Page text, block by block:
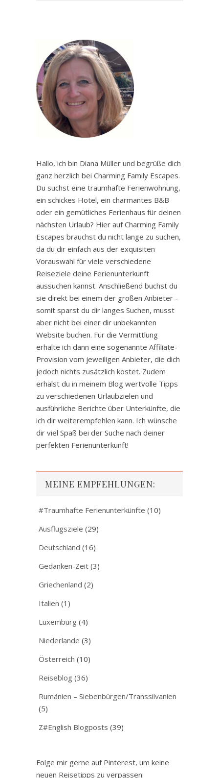
Hallo, ich bin Diana Müller und begrüße dich
ganz herzlich bei Charming Family Escapes.
Du suchst eine traumhafte Ferienwohnung,
ein schickes Hotel, ein charmantes B&B
oder ein gemütliches Ferienhaus für deinen
nächsten Urlaub? Hier auf Charming Family
Escapes brauchst du nicht lange zu suchen,
da du dir einfach aus der exquisiten
Vorauswahl für viele verschiedene
Reiseziele deine Ferienunterkunft
aussuchen kannst. Anschließend buchst du
sie direkt bei einem der großen Anbieter -
somit sparst du dir langes Suchen, musst
aber nicht bei einer dir unbekannten
Website buchen. Für die Vermittlung
erhalte ich dann eine sogenannte Affiliate-
Provision vom jeweiligen Anbieter, die dich
jedoch nichts zusätzlich kostet. Zudem
erhälst du in meinem Blog wertvolle Tipps
zu verschiedenen Urlaubzielen und
ausführliche Berichte über Unterkünfte, die
ich dir weiterempfehlen kann. Ich wünsche
dir viel Spaß bei der Suche nach deiner
perfekten Ferienunterkunft!
MEINE EMPFEHLUNGEN:
#Traumhafte Ferienunterkünfte (10)
Ausflugsziele (29)
Deutschland (16)
Gedanken-Zeit (3)
Griechenland (2)
Italien (1)
Luxemburg (4)
Niederlande (3)
Österreich (10)
Reiseblog (36)
Rumänien – Siebenbürgen/Transsilvanien
(5)
Z#English Blogposts (39)
Folge mir gerne auf Pinterest, um keine
neuen Reisetipps zu verpassen: